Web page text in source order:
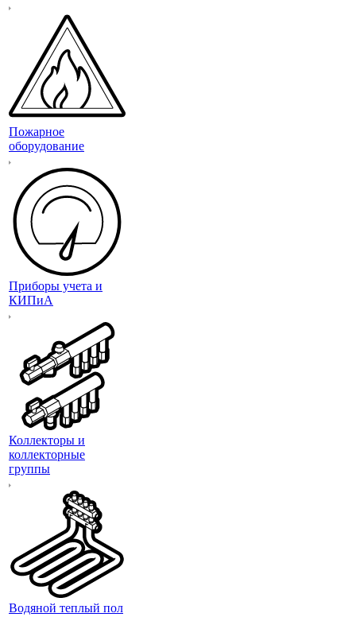
Пожарное
оборудование
Приборы учета и
КИПиА
Коллекторы и
коллекторные
группы
Водяной теплый пол